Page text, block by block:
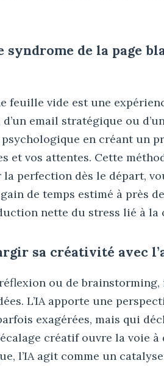
syndrome de la page
feuille vide est une
email stratégique ou
en créant un
et vos attentes. Cette
perfection dès le départ,
de temps estimé à près
nette du stress lié à la
sa créativité avec
ou de
L’IA apporte une
exagérées, mais qui
créatif ouvre la voie
l’IA agit comme un